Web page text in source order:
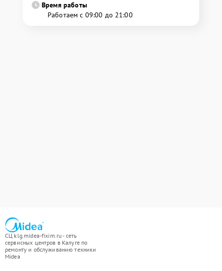
Время работы
Работаем с 09:00 до 21:00
СЦ klg.midea-fixim.ru - сеть
сервисных центров в Калуге по
ремонту и обслуживанию техники
Midea